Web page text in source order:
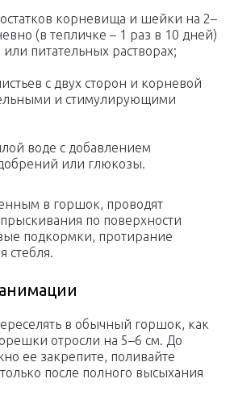
корневища и шейки на 2–
(в тепличке – 1 раз в 10 дней)
или питательных растворах;
с двух сторон и корневой
и стимулирующими
воде с добавлением
или глюкозы.
в горшок, проводят
по поверхности
подкормки, протирание
стебля.
в обычный горшок, как
отросли на 5–6 см. До
ее закрепите, поливайте
после полного высыхания